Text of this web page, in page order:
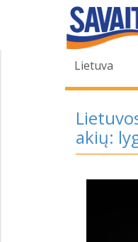
Lietuva
akių: